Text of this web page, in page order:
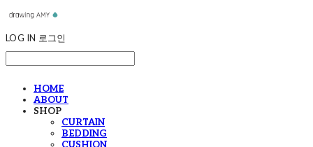
LOG IN 로그인
HOME
ABOUT
SHOP
CURTAIN
BEDDING